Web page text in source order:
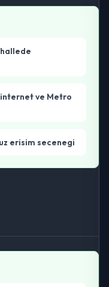
ve Metro
erisim secenegi